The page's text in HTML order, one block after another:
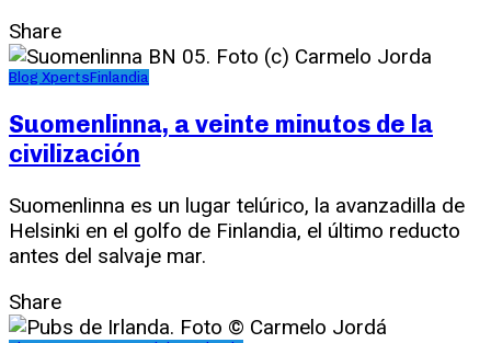
Share
Blog XpertsFinlandia
Suomenlinna, a veinte minutos de la
civilización
Suomenlinna es un lugar telúrico, la avanzadilla de
Helsinki en el golfo de Finlandia, el último reducto
antes del salvaje mar.
Share